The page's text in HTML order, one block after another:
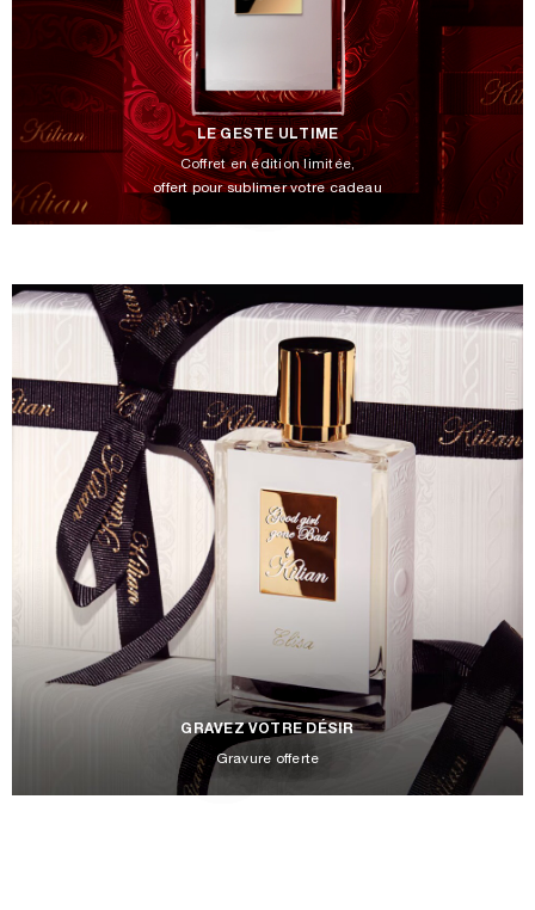
LE GESTE ULTIME
Coffret en édition limitée,
offert pour sublimer votre cadeau
GRAVEZ VOTRE DÉSIR
Gravure offerte